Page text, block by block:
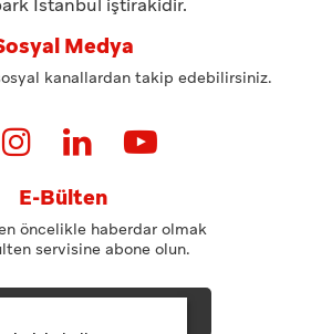
İstanbul iştirakidir.
Medya
kanallardan takip edebilirsiniz.
E-Bülten
öncelikle haberdar olmak
servisine abone olun.